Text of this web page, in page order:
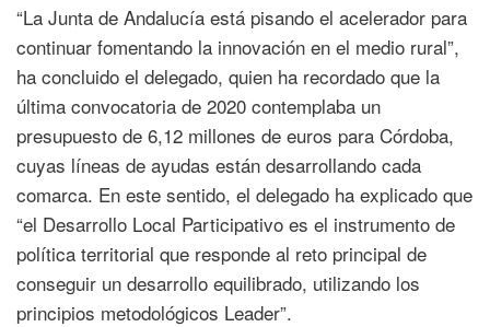
“La Junta de Andalucía está pisando el acelerador para
continuar fomentando la innovación en el medio rural”,
ha concluido el delegado, quien ha recordado que la
última convocatoria de 2020 contemplaba un
presupuesto de 6,12 millones de euros para Córdoba,
cuyas líneas de ayudas están desarrollando cada
comarca. En este sentido, el delegado ha explicado que
“el Desarrollo Local Participativo es el instrumento de
política territorial que responde al reto principal de
conseguir un desarrollo equilibrado, utilizando los
principios metodológicos Leader”.